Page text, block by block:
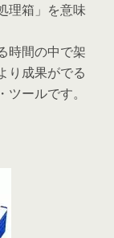
理箱」を意味
時間の中で架
り成果がでる
ールです。